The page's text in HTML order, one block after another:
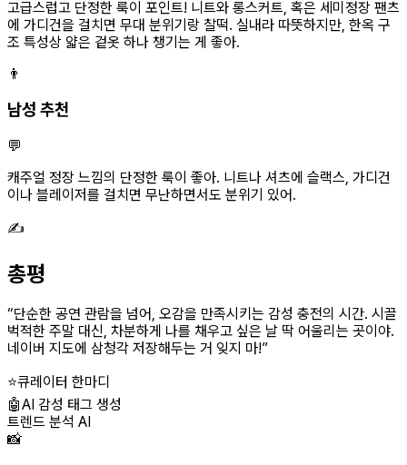
고급스럽고 단정한 룩이 포인트! 니트와 롱스커트, 혹은 세미정장 팬츠
에 가디건을 걸치면 무대 분위기랑 찰떡. 실내라 따뜻하지만, 한옥 구
조 특성상 얇은 겉옷 하나 챙기는 게 좋아.
👨
남성 추천
💬
캐주얼 정장 느낌의 단정한 룩이 좋아. 니트나 셔츠에 슬랙스, 가디건
이나 블레이저를 걸치면 무난하면서도 분위기 있어.
✍️
총평
“단순한 공연 관람을 넘어, 오감을 만족시키는 감성 충전의 시간. 시끌
벅적한 주말 대신, 차분하게 나를 채우고 싶은 날 딱 어울리는 곳이야.
네이버 지도에 삼청각 저장해두는 거 잊지 마!”
⭐큐레이터 한마디
🤖AI 감성 태그 생성
트렌드 분석 AI
📸